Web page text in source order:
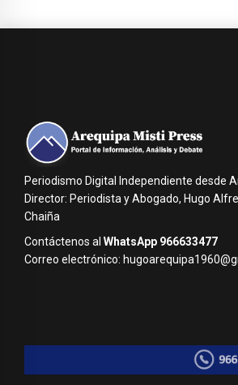
Periodismo Digital Independiente desde
Director: Periodista y Abogado, Hugo
Chaiña
Contáctenos al WhatsApp 966633477
Correo electrónico: